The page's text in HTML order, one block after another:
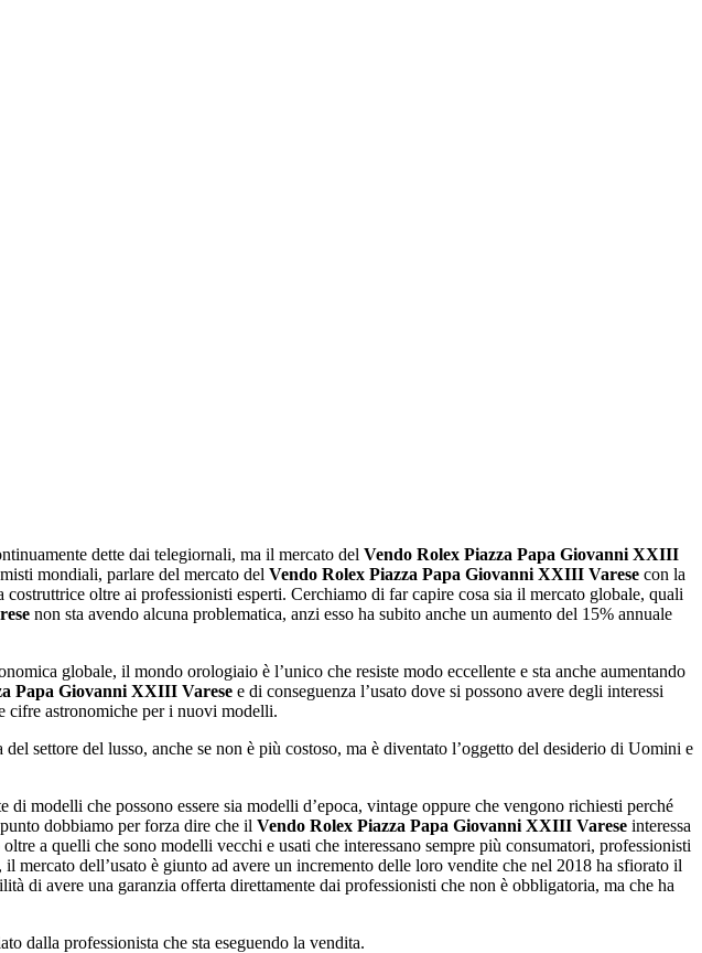
dette dai telegiornali, ma il mercato del Vendo Rolex Piazza Papa Giovanni XXIII
mondiali, parlare del mercato del Vendo Rolex Piazza Papa Giovanni XXIII Varese con la
oltre ai professionisti esperti. Cerchiamo di far capire cosa sia il mercato globale, quali
non sta avendo alcuna problematica, anzi esso ha subito anche un aumento del 15% annuale
globale, il mondo orologiaio è l’unico che resiste modo eccellente e sta anche aumentando
Papa Giovanni XXIII Varese e di conseguenza l’usato dove si possono avere degli interessi
cifre astronomiche per i nuovi modelli.
settore del lusso, anche se non è più costoso, ma è diventato l’oggetto del desiderio di Uomini e
modelli che possono essere sia modelli d’epoca, vintage oppure che vengono richiesti perché
dobbiamo per forza dire che il Vendo Rolex Piazza Papa Giovanni XXIII Varese interessa
a quelli che sono modelli vecchi e usati che interessano sempre più consumatori, professionisti
dell’usato è giunto ad avere un incremento delle loro vendite che nel 2018 ha sfiorato il
di avere una garanzia offerta direttamente dai professionisti che non è obbligatoria, ma che ha
dalla professionista che sta eseguendo la vendita.